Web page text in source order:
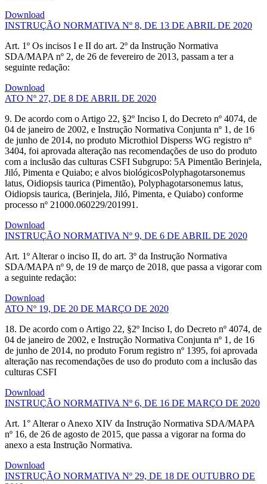
Download
INSTRUÇÃO NORMATIVA Nº 8, DE 13 DE ABRIL DE 2020
Art. 1º Os incisos I e II do art. 2º da Instrução Normativa
SDA/MAPA nº 2, de 26 de fevereiro de 2013, passam a ter a
seguinte redação:
Download
ATO Nº 27, DE 8 DE ABRIL DE 2020
9. De acordo com o Artigo 22, §2º Inciso I, do Decreto nº 4074, de
04 de janeiro de 2002, e Instrução Normativa Conjunta nº 1, de 16
de junho de 2014, no produto Microthiol Disperss WG registro nº
3404, foi aprovada alteração nas recomendações de uso do produto
com a inclusão das culturas CSFI Subgrupo: 5A Pimentão Berinjela,
Jiló, Pimenta e Quiabo; e alvos biológicosPolyphagotarsonemus
latus, Oidiopsis taurica (Pimentão), Polyphagotarsonemus latus,
Oidiopsis taurica, (Berinjela, Jiló, Pimenta, e Quiabo) conforme
processo nº 21000.060229/201991.
Download
INSTRUÇÃO NORMATIVA Nº 9, DE 6 DE ABRIL DE 2020
Art. 1º Alterar o inciso II, do art. 3º da Instrução Normativa
SDA/MAPA nº 9, de 19 de março de 2018, que passa a vigorar com
a seguinte redação:
Download
ATO Nº 19, DE 20 DE MARÇO DE 2020
18. De acordo com o Artigo 22, §2º Inciso I, do Decreto nº 4074, de
04 de janeiro de 2002, e Instrução Normativa Conjunta nº 1, de 16
de junho de 2014, no produto Forum registro nº 1395, foi aprovada
alteração nas recomendações de uso do produto com a inclusão das
culturas CSFI
Download
INSTRUÇÃO NORMATIVA Nº 6, DE 16 DE MARÇO DE 2020
Art. 1° Alterar o Anexo XIV da Instrução Normativa SDA/MAPA
nº 16, de 26 de agosto de 2015, que passa a vigorar na forma do
anexo a esta Instrução Normativa.
Download
INSTRUÇÃO NORMATIVA Nº 29, DE 18 DE OUTUBRO DE